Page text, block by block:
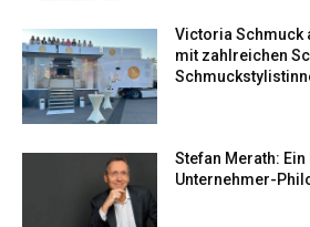
Victoria Schmuck
mit zahlreichen
Stefan Merath:
Unternehmer-